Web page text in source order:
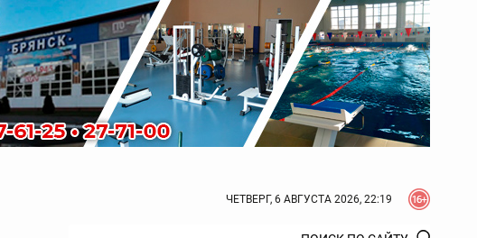
ЧЕТВЕРГ, 6 АВГУСТА 2026, 22:19